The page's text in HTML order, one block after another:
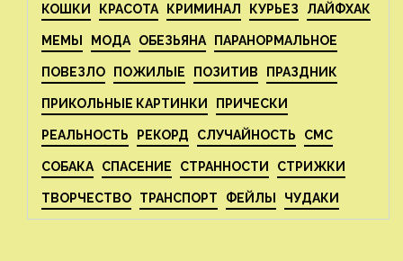
КОШКИ КРАСОТА КРИМИНАЛ КУРЬЕЗ ЛАЙФХАК
МЕМЫ МОДА ОБЕЗЬЯНА ПАРАНОРМАЛЬНОЕ
ПОВЕЗЛО ПОЖИЛЫЕ ПОЗИТИВ ПРАЗДНИК
ПРИКОЛЬНЫЕ КАРТИНКИ ПРИЧЕСКИ
РЕАЛЬНОСТЬ РЕКОРД СЛУЧАЙНОСТЬ СМС
СОБАКА СПАСЕНИЕ СТРАННОСТИ СТРИЖКИ
ТВОРЧЕСТВО ТРАНСПОРТ ФЕЙЛЫ ЧУДАКИ